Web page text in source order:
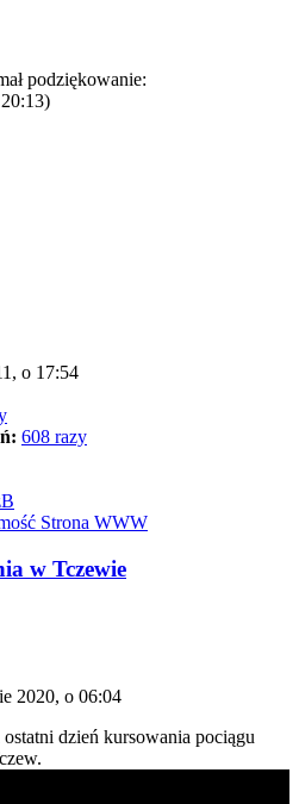
podziękowanie:
o 17:54
608 razy
Strona WWW
w Tczewie
2020, o 06:04
dzień kursowania pociągu